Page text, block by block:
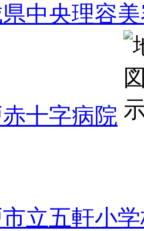
中央理容
十字病院
立五軒小